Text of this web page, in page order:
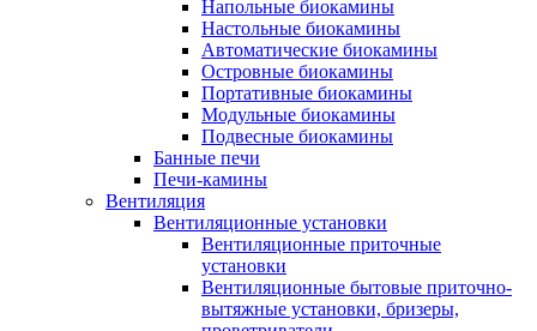
Напольные биокамины
Настольные биокамины
Автоматические биокамины
Островные биокамины
Портативные биокамины
Модульные биокамины
Подвесные биокамины
Банные печи
Печи-камины
Вентиляция
Вентиляционные установки
Вентиляционные приточные
установки
Вентиляционные бытовые приточно-
вытяжные установки, бризеры,